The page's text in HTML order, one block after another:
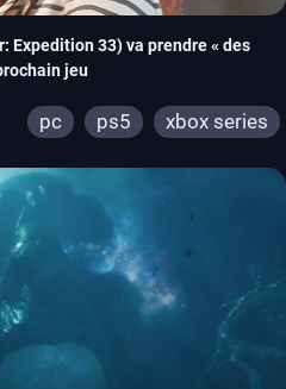
Expedition 33) va prendre « des
jeu
pc ps5 xbox series